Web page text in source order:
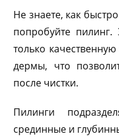
Не знаете, как
попробуйте пилинг.
только
дермы, что
после чистки.
Пилинги
срединные и